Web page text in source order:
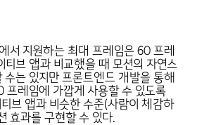
서 지원하는 최대 프레임은 60 프레
티브 앱과 비교했을 때 모션의 자연스
수는 있지만 프론트엔드 개발을 통해
프레임에 가깝게 사용할 수 있도록
브 앱과 비슷한 수준(사람이 체감하
효과를 구현할 수 있다.